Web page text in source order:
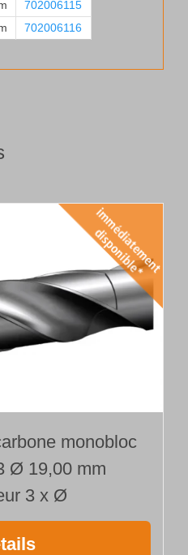
702006115
702006116
monobloc
Ø 19,00 mm
3 x Ø